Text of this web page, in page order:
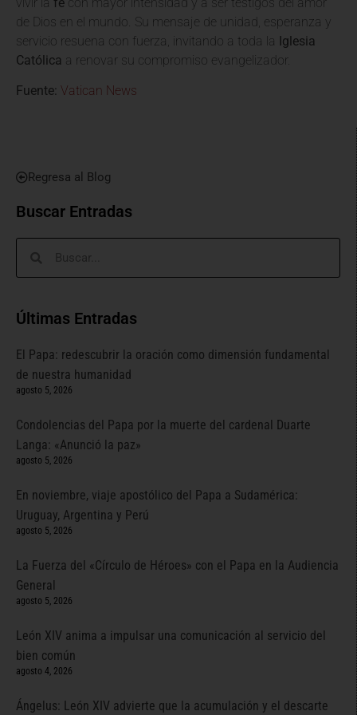
Regresa al Blog
Buscar Entradas
Últimas Entradas
El Papa: redescubrir la oración como dimensión fundamental
de nuestra humanidad
agosto 5, 2026
Condolencias del Papa por la muerte del cardenal Duarte
Langa: «Anunció la paz»
agosto 5, 2026
En noviembre, viaje apostólico del Papa a Sudamérica:
Uruguay, Argentina y Perú
agosto 5, 2026
La Fuerza del «Círculo de Héroes» con el Papa en la Audiencia
General
agosto 5, 2026
León XIV anima a impulsar una comunicación al servicio del
bien común
agosto 4, 2026
Ángelus: León XIV advierte que la acumulación y el descarte
de Dios en el mundo. Su mensaje de unidad, esperanza y
servicio resuena con fuerza, invitando a toda la Iglesia
Católica a renovar su compromiso evangelizador.
Fuente: Vatican News